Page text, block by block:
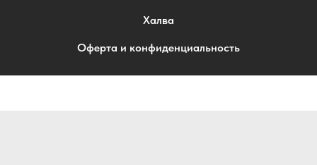
Халва
Оферта и конфиденциальность